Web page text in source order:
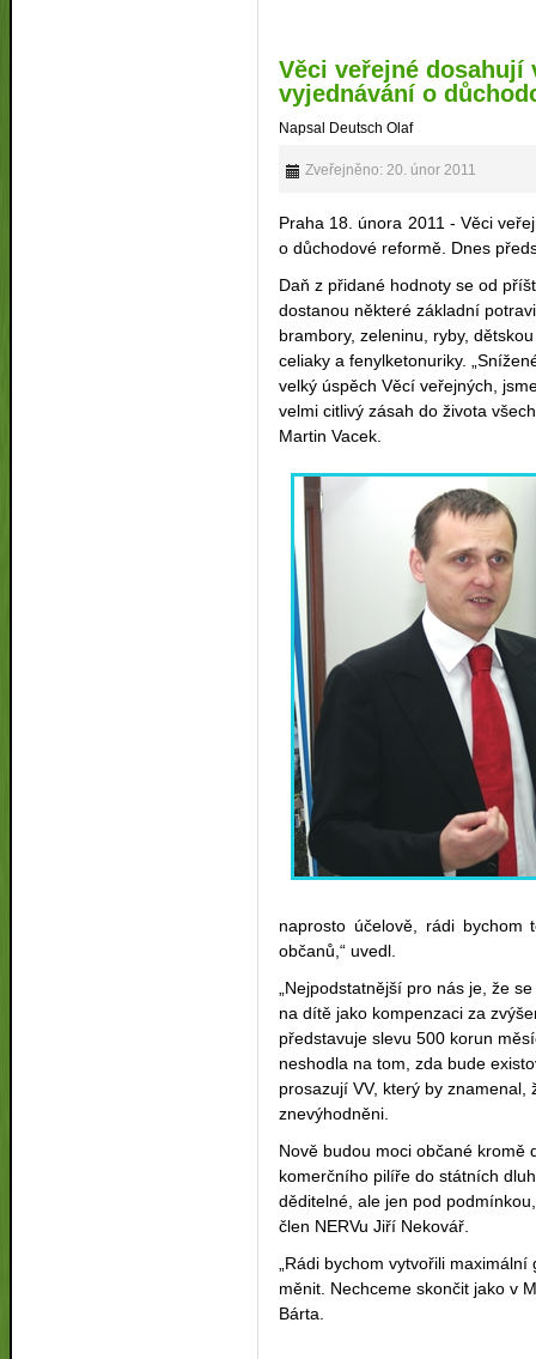
Věci veřejné dosahují
vyjednávání o
Napsal Deutsch Olaf
Zveřejněno: 20. únor 2011
Praha 18. února 2011 - Věci
o důchodové reformě. Dnes
Daň z přidané hodnoty se od
dostanou některé základní
brambory, zeleninu, ryby,
celiaky a fenylketonuriky.
velký úspěch Věcí veřejných,
velmi citlivý zásah do života
Martin Vacek.
naprosto účelově, rádi bychom
občanů,“ uvedl.
„Nejpodstatnější pro nás je, že
na dítě jako kompenzaci za
představuje slevu 500 korun
neshodla na tom, zda bude
prosazují VV, který by
znevýhodněni.
Nově budou moci občané kromě
komerčního pilíře do státních
děditelné, ale jen pod
člen NERVu Jiří Nekovář.
„Rádi bychom vytvořili
měnit. Nechceme skončit jako v
Bárta.